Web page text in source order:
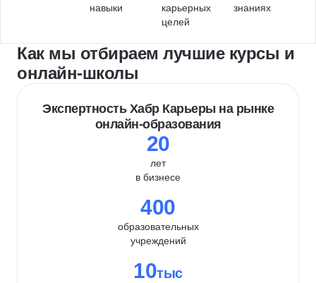
навыки
карьерных
целей
знаниях
Как мы отбираем лучшие курсы и
онлайн-школы
Экспертность Хабр Карьеры на рынке
онлайн-образования
20
лет
в бизнесе
400
образовательных
учреждений
10тыс